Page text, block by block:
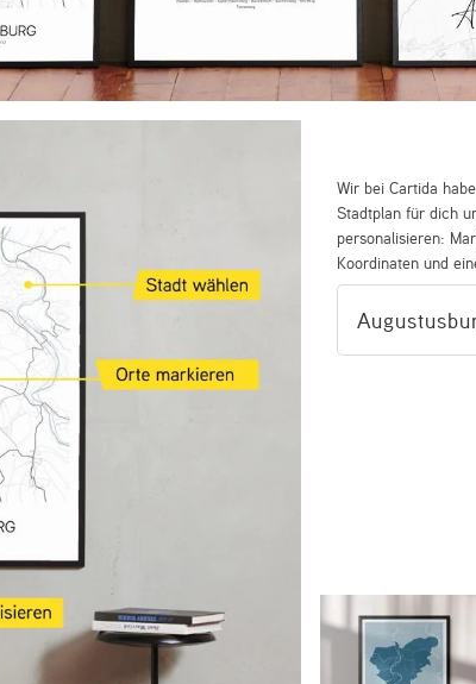
Wir bei Cartida
Stadtplan für dich
personalisieren:
Koordinaten und